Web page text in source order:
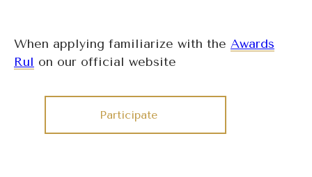
When applying familiarize with the Awards
Rul on our official website
Participate